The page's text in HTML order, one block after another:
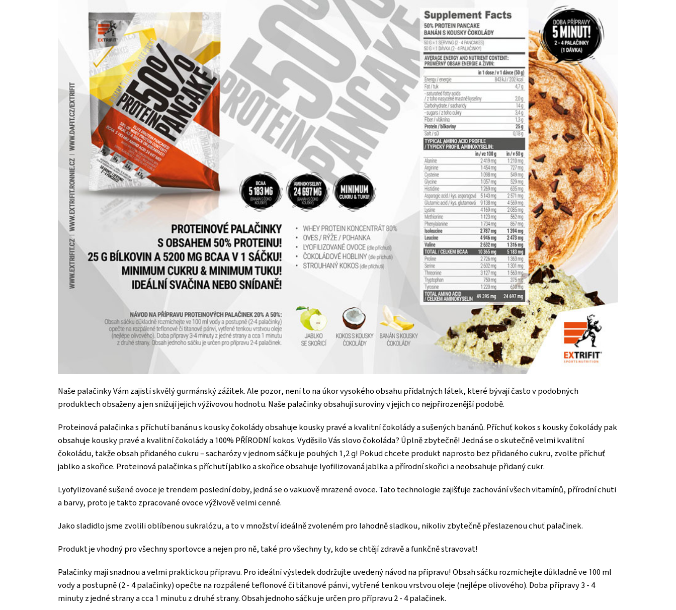
Naše palačinky Vám zajistí skvělý gurmánský zážitek. Ale pozor, není to na úkor vysokého obsahu přídatných látek, které bývají často v podobných
produktech obsaženy a jen snižují jejich výživovou hodnotu. Naše palačinky obsahují suroviny v jejich co nejpřirozenější podobě.
Proteinová palačinka s příchutí banánu s kousky čokolády obsahuje kousky pravé a kvalitní čokolády a sušených banánů. Příchuť kokos s kousky čokolády pak
obsahuje kousky pravé a kvalitní čokolády a 100% PŘÍRODNÍ kokos. Vyděsilo Vás slovo čokoláda? Úplně zbytečně! Jedná se o skutečně velmi kvalitní
čokoládu, takže obsah přidaného cukru – sacharózy v jednom sáčku je pouhých 1,2 g! Pokud chcete produkt naprosto bez přidaného cukru, zvolte příchuť
jablko a skořice. Proteinová palačinka s příchutí jablko a skořice obsahuje lyofilizovaná jablka a přírodní skořici a neobsahuje přidaný cukr.
Lyofylizované sušené ovoce je trendem poslední doby, jedná se o vakuově mrazené ovoce. Tato technologie zajišťuje zachování všech vitamínů, přírodní chuti
a barvy, proto je takto zpracované ovoce výživově velmi cenné.
Jako sladidlo jsme zvolili oblíbenou sukralózu, a to v množství ideálně zvoleném pro lahodně sladkou, nikoliv zbytečně přeslazenou chuť palačinek.
Produkt je vhodný pro všechny sportovce a nejen pro ně, také pro všechny ty, kdo se chtějí zdravě a funkčně stravovat!
Palačinky mají snadnou a velmi praktickou přípravu. Pro ideální výsledek dodržujte uvedený návod na přípravu! Obsah sáčku rozmíchejte důkladně ve 100 ml
vody a postupně (2 - 4 palačinky) opečte na rozpálené teflonové či titanové pánvi, vytřené tenkou vrstvou oleje (nejlépe olivového). Doba přípravy 3 - 4
minuty z jedné strany a cca 1 minutu z druhé strany. Obsah jednoho sáčku je určen pro přípravu 2 - 4 palačinek.